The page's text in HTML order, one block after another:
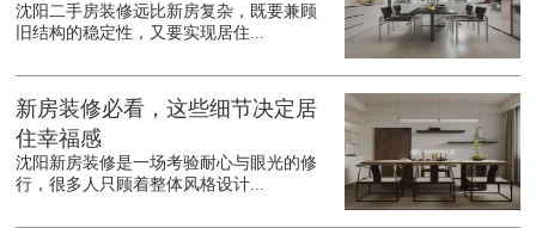
沈阳二手房装修远比新房复杂，既要兼顾
旧结构的稳定性，又要实现居住...
新房装修必看，这些细节决定居
住幸福感
沈阳新房装修是一场考验耐心与眼光的修
行，很多人只顾着整体风格设计...